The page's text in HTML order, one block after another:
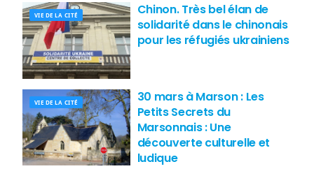
VIE DE LA CITÉ
Chinon. Très bel élan de
solidarité dans le chinonais
pour les réfugiés ukrainiens
VIE DE LA CITÉ
30 mars à Marson : Les
Petits Secrets du
Marsonnais : Une
découverte culturelle et
ludique